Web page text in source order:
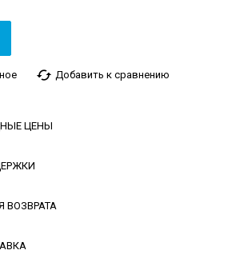
cached Добавить к сравнению
ЦЕНЫ
ВОЗВРАТА